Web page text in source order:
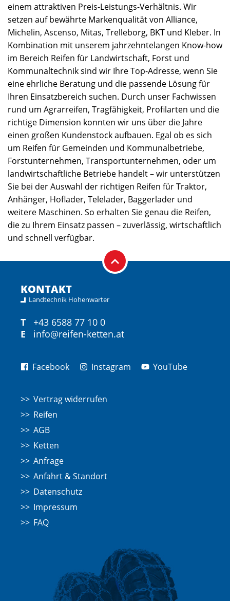
einem attraktiven Preis-Leistungs-Verhältnis. Wir
setzen auf bewährte Markenqualität von Alliance,
Michelin, Ascenso, Mitas, Trelleborg, BKT und Kleber. In
Kombination mit unserem jahrzehntelangen Know-how
im Bereich Reifen für Landwirtschaft, Forst und
Kommunaltechnik sind wir Ihre Top-Adresse, wenn Sie
eine ehrliche Beratung und die passende Lösung für
Ihren Einsatzbereich suchen. Durch unser Fachwissen
rund um Agrarreifen, Tragfähigkeit, Profilarten und die
richtige Dimension konnten wir uns über die Jahre
einen großen Kundenstock aufbauen. Egal ob es sich
um Reifen für Gemeinden und Kommunalbetriebe,
Forstunternehmen, Transportunternehmen, oder um
landwirtschaftliche Betriebe handelt – wir unterstützen
Sie bei der Auswahl der richtigen Reifen für Traktor,
Anhänger, Hoflader, Telelader, Baggerlader und
weitere Maschinen. So erhalten Sie genau die Reifen,
die zu Ihrem Einsatz passen – zuverlässig, wirtschaftlich
und schnell verfügbar.
KONTAKT
Landtechnik Hohenwarter
T
+43 6588 77 10 0
E
info@reifen-ketten.at
Facebook Instagram YouTube
Vertrag widerrufen
Reifen
AGB
Ketten
Anfrage
Anfahrt & Standort
Datenschutz
Impressum
FAQ